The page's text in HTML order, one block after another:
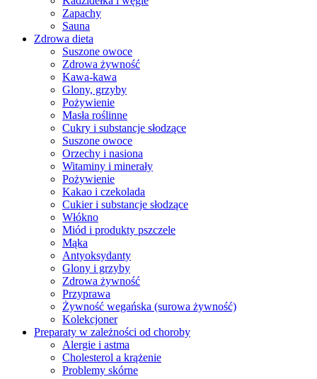
Zapachy
Sauna
Zdrowa dieta
Suszone owoce
Zdrowa żywność
Kawa-kawa
Glony, grzyby
Pożywienie
Masła roślinne
Cukry i substancje słodzące
Suszone owoce
Orzechy i nasiona
Witaminy i minerały
Pożywienie
Kakao i czekolada
Cukier i substancje słodzące
Włókno
Miód i produkty pszczele
Mąka
Antyoksydanty
Glony i grzyby
Zdrowa żywność
Przyprawa
Żywność wegańska (surowa żywność)
Kolekcjoner
Preparaty w zależności od choroby
Alergie i astma
Cholesterol a krążenie
Problemy skórne